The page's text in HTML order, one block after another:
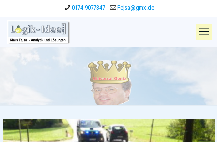
0174-9077347 Fejsa@gmx.de